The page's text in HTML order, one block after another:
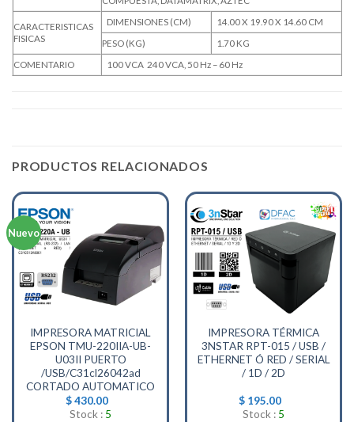
CARACTERISTICAS
FISICAS
DIMENSIONES (CM)
14.00 X 19.90 X 14.60 CM
PESO (KG)
1.70 KG
COMENTARIO
100 VCA  240 VCA, 50 Hz – 60 Hz
PRODUCTOS RELACIONADOS
Nuevo
IMPRESORA MATRICIAL
EPSON TMU-220IIA-UB-
U03II PUERTO
/USB/C31cl26042ad
CORTADO AUTOMATICO
$430.00
Stock : 5
IMPRESORA TÉRMICA
3NSTAR RPT-015 / USB /
ETHERNET Ó RED / SERIAL
/ 1D / 2D
$195.00
Stock : 5